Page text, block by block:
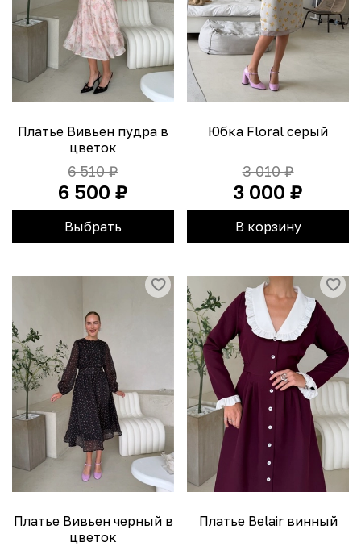
Платье Вивьен пудра в
цветок
6 510 ₽
6 500 ₽
Выбрать
Юбка Floral серый
3 010 ₽
3 000 ₽
В корзину
Платье Вивьен черный в
цветок
Платье Belair винный